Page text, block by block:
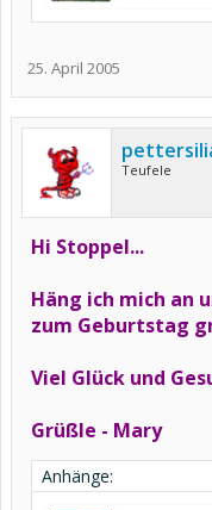
25. April 2005
Teufele
Hi Stoppel...
Häng ich mich an
zum Geburtstag
Viel Glück und
Grüßle - Mary
Anhänge: